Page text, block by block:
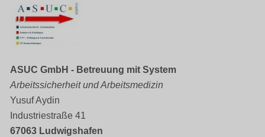
ASUC GmbH - Betreuung mit System
Arbeitssicherheit und Arbeitsmedizin
Yusuf Aydin
Industriestraße 41
67063 Ludwigshafen